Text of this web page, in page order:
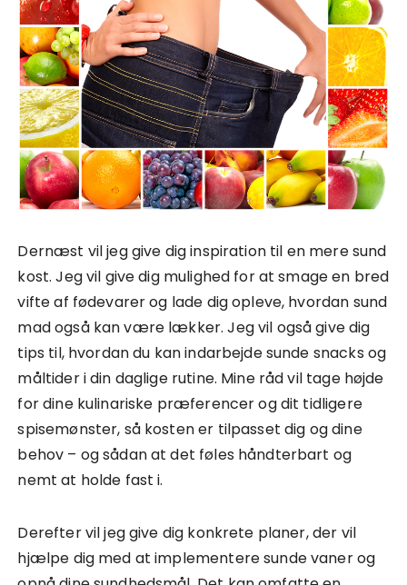
Dernæst vil jeg give dig inspiration til en mere sund
kost. Jeg vil give dig mulighed for at smage en bred
vifte af fødevarer og lade dig opleve, hvordan sund
mad også kan være lækker. Jeg vil også give dig
tips til, hvordan du kan indarbejde sunde snacks og
måltider i din daglige rutine. Mine råd vil tage højde
for dine kulinariske præferencer og dit tidligere
spisemønster, så kosten er tilpasset dig og dine
behov – og sådan at det føles håndterbart og
nemt at holde fast i.
Derefter vil jeg give dig konkrete planer, der vil
hjælpe dig med at implementere sunde vaner og